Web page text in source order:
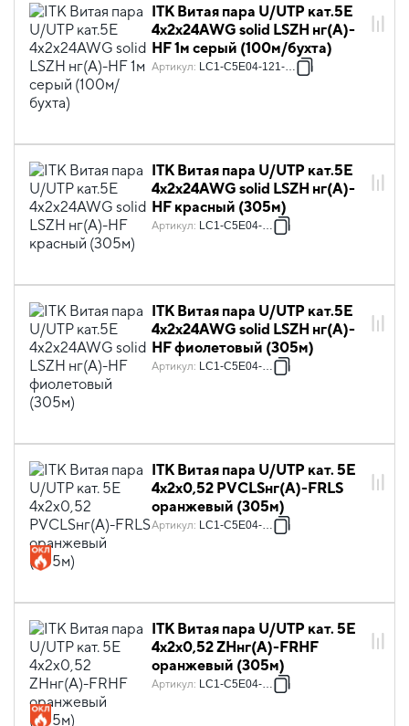
ITK Витая пара U/UTP кат.5E
4х2х24AWG solid LSZH нг(А)-
HF 1м серый (100м/бухта)
Артикул: LC1-C5E04-121-100
ITK Витая пара U/UTP кат.5E
4х2х24AWG solid LSZH нг(А)-
HF красный (305м)
Артикул: LC1-C5E04-124
ITK Витая пара U/UTP кат.5E
4х2х24AWG solid LSZH нг(А)-
HF фиолетовый (305м)
Артикул: LC1-C5E04-126
ITK Витая пара U/UTP кат. 5E
4х2х0,52 PVCLSнг(А)-FRLS
оранжевый (305м)
Артикул: LC1-C5E04-157
ITK Витая пара U/UTP кат. 5E
4х2х0,52 ZHнг(А)-FRHF
оранжевый (305м)
Артикул: LC1-C5E04-167